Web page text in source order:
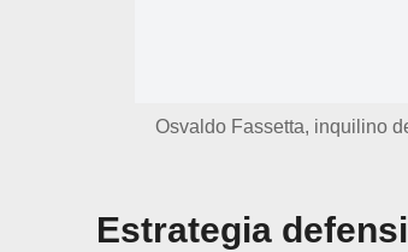
Osvaldo Fassetta, inquilino
Estrategia